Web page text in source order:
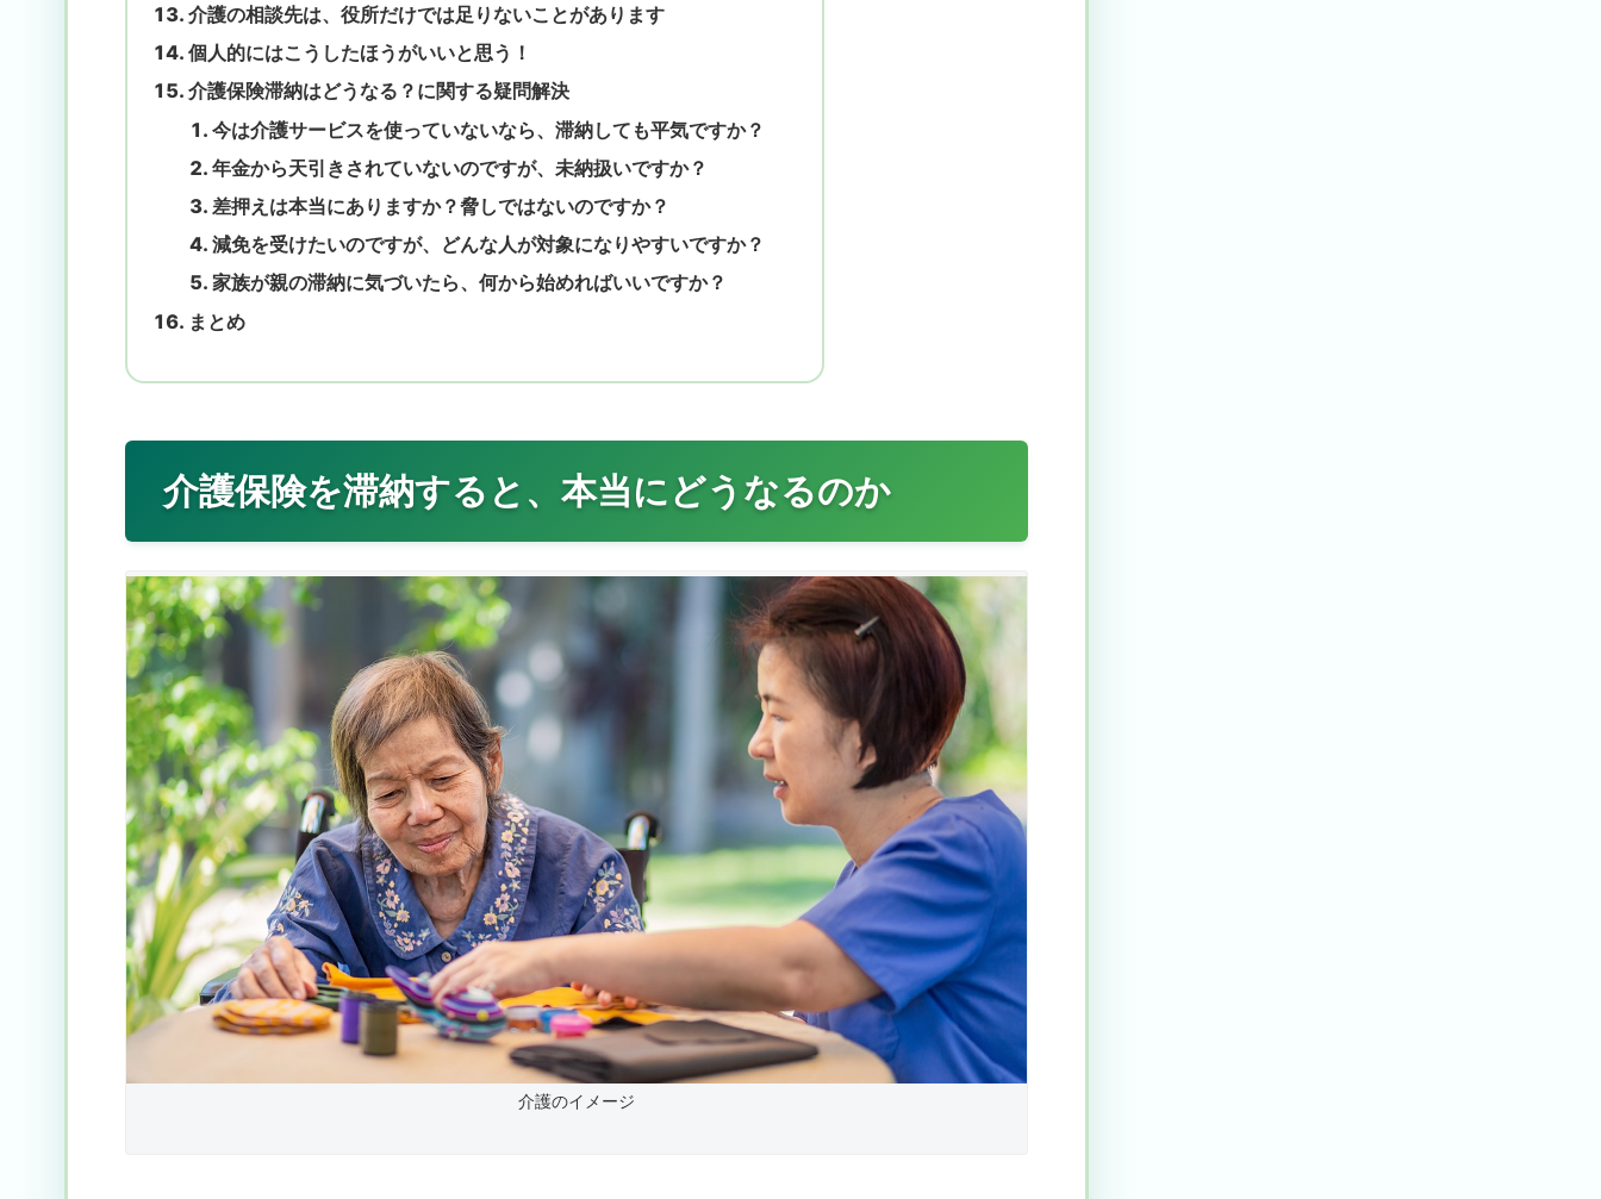
介護の相談先は、役所だけでは足りないことがあります
個人的にはこうしたほうがいいと思う！
介護保険滞納はどうなる？に関する疑問解決
今は介護サービスを使っていないなら、滞納しても平気ですか？
年金から天引きされていないのですが、未納扱いですか？
差押えは本当にありますか？脅しではないのですか？
減免を受けたいのですが、どんな人が対象になりやすいですか？
家族が親の滞納に気づいたら、何から始めればいいですか？
まとめ
介護保険を滞納すると、本当にどうなるのか
介護のイメージ